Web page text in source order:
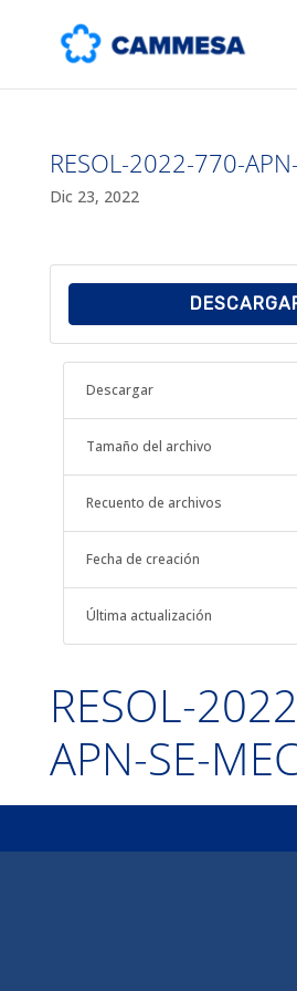
RESOL-2022-770-
Dic 23, 2022
Descargar
Tamaño del archivo
Recuento de archivos
Fecha de creación
Última actualización
RESOL-
APN-SE-